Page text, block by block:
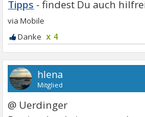
Tipps
x 4
hlena
Mitglied
@ Uerdinger